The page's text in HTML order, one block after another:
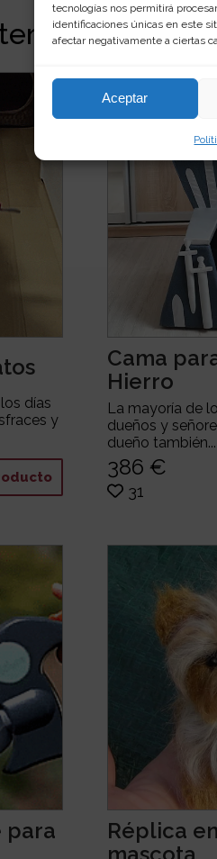
tecnologías nos permitirá
identificaciones únicas en este
afectar negativamente a ciertas
Aceptar
días
y
Cama
Hierro
La mayoría de
dueños y
dueño también...
386 €
31
para
Réplica